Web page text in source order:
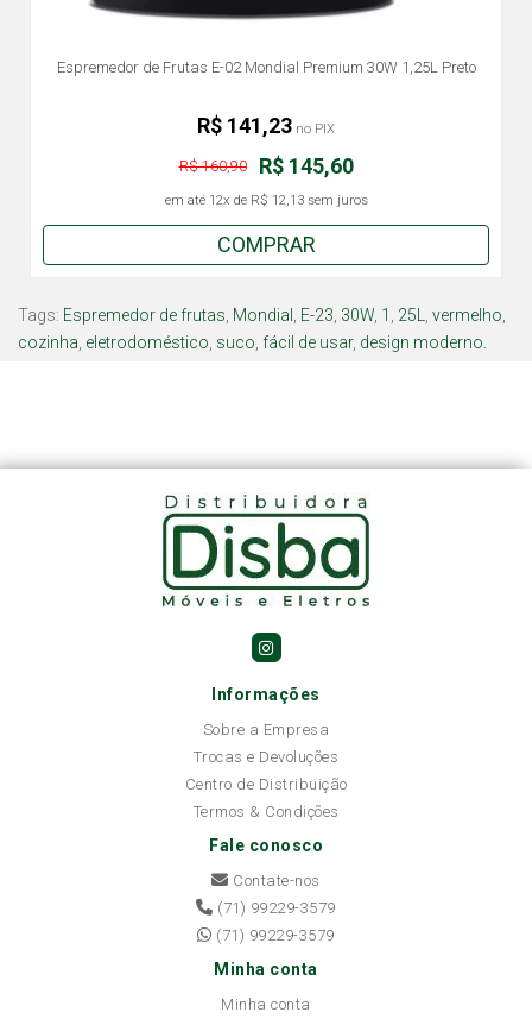
Espremedor de Frutas E-02 Mondial Premium 30W 1,25L Preto
R$ 145,60
R$ 160,90
em até 12x de R$ 12,13sem juros
R$ 141,23 no PIX
COMPRAR
Tags: Espremedor de frutas Mondial E-23 30W 1 25L vermelho
cozinha eletrodoméstico suco fácil de usar, design moderno.
Informações
Sobre a Empresa
Trocas e Devoluções
Centro de Distribuição
Termos & Condições
Fale conosco
Contate-nos
(71) 99229-3579
(71) 99229-3579
Minha conta
Minha conta